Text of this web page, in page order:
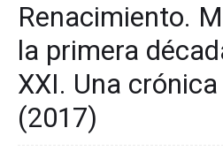
Renacimiento.
la primera
XXI. Una
(2017)